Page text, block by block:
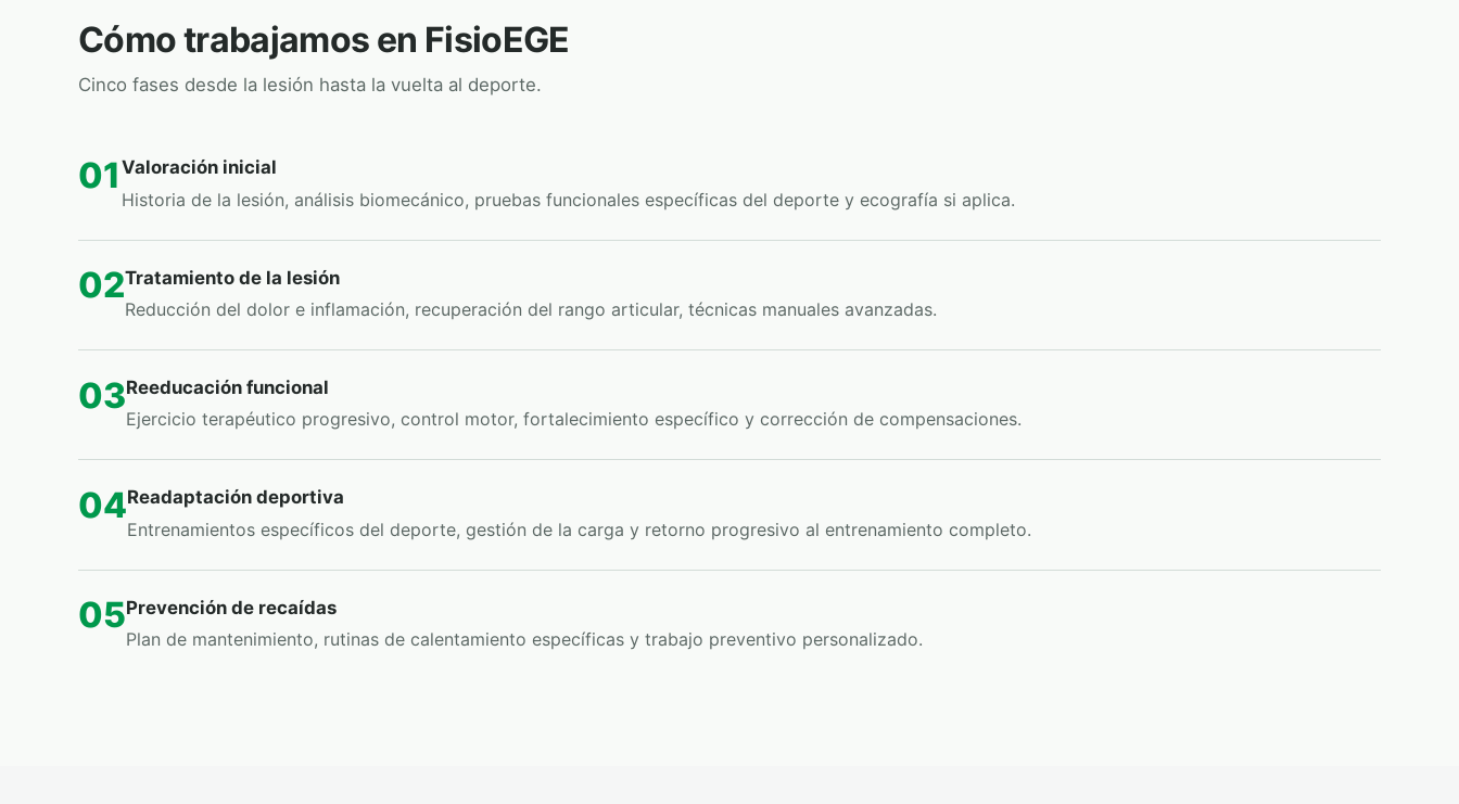
Cómo trabajamos en FisioEGE
Cinco fases desde la lesión hasta la vuelta al deporte.
01 Valoración inicial
Historia de la lesión, análisis biomecánico, pruebas funcionales específicas del deporte y ecografía si aplica.
02Tratamiento de la lesión
Reducción del dolor e inflamación, recuperación del rango articular, técnicas manuales avanzadas.
03Reeducación funcional
Ejercicio terapéutico progresivo, control motor, fortalecimiento específico y corrección de compensaciones.
04Readaptación deportiva
Entrenamientos específicos del deporte, gestión de la carga y retorno progresivo al entrenamiento completo.
05Prevención de recaídas
Plan de mantenimiento, rutinas de calentamiento específicas y trabajo preventivo personalizado.